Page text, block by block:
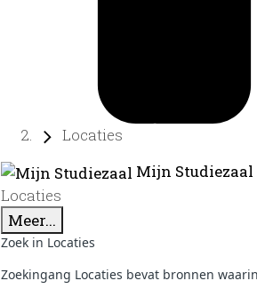
Locaties
Mijn
Locaties
Meer...
Zoek in Locaties
Zoekingang Locaties bevat bronnen